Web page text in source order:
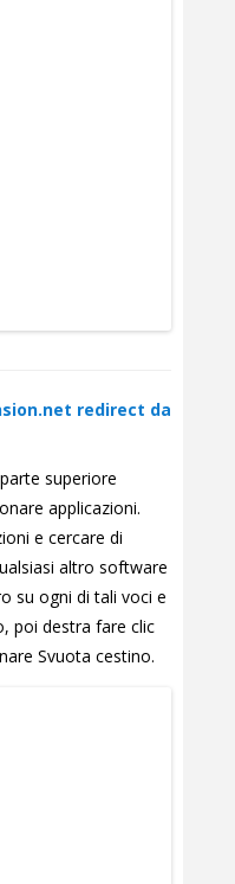
redirect da
superiore
applicazioni.
e cercare di
altro software
su ogni di tali voci e
poi destra fare clic
Svuota cestino.